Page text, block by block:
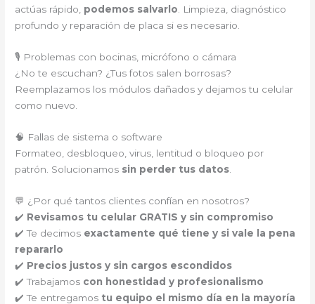
actúas rápido, podemos salvarlo. Limpieza, diagnóstico
profundo y reparación de placa si es necesario.
🎙️ Problemas con bocinas, micrófono o cámara
¿No te escuchan? ¿Tus fotos salen borrosas?
Reemplazamos los módulos dañados y dejamos tu celular
como nuevo.
🧠 Fallas de sistema o software
Formateo, desbloqueo, virus, lentitud o bloqueo por
patrón. Solucionamos sin perder tus datos
💬 ¿Por qué tantos clientes confían en nosotros?
✔️ Revisamos tu celular GRATIS y sin compromiso
✔️ Te decimos exactamente qué tiene y si vale la pena
repararlo
✔️ Precios justos y sin cargos escondidos
✔️ Trabajamos con honestidad y profesionalismo
✔️ Te entregamos tu equipo el mismo día en la mayoría